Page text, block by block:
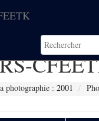
photographie : 2001